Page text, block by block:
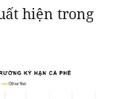
hiện trong